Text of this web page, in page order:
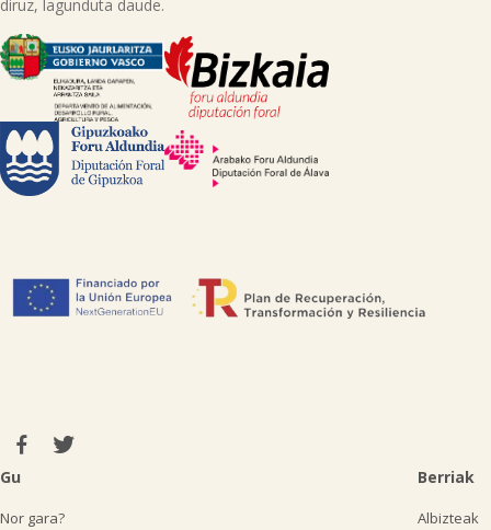
diruz, lagunduta daude.
Gu
Nor gara?
Berriak
Albizteak